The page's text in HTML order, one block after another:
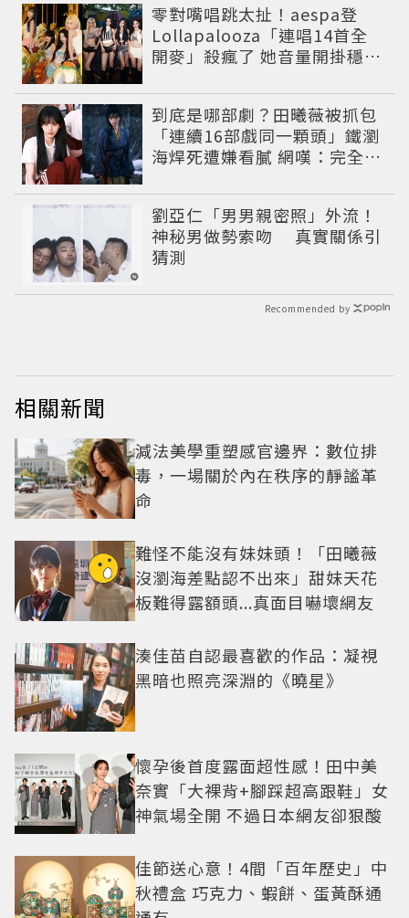
零對嘴唱跳太扯！aespa登
Lollapalooza「連唱14首全
開麥」殺瘋了 她音量開掛穩到
到底是哪部劇？田曦薇被抓包
「連續16部戲同一顆頭」鐵瀏
海焊死遭嫌看膩 網嘆：完全分
劉亞仁「男男親密照」外流！
神秘男做勢索吻 真實關係引
猜測
Recommended by
相關新聞
減法美學重塑感官邊界：數位排
毒，一場關於內在秩序的靜謐革
命
難怪不能沒有妹妹頭！「田曦薇
沒瀏海差點認不出來」甜妹天花
板難得露額頭...真面目嚇壞網友
湊佳苗自認最喜歡的作品：凝視
黑暗也照亮深淵的《曉星》
懷孕後首度露面超性感！田中美
奈實「大裸背+腳踩超高跟鞋」女
神氣場全開 不過日本網友卻狠酸
佳節送心意！4間「百年歷史」中
秋禮盒 巧克力、蝦餅、蛋黃酥通